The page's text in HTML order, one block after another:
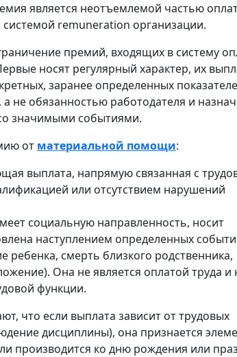
является неотъемлемой частью
системой remuneration организации.
премий, входящих в систему
носят регулярный характер, их
заранее определенных
не обязанностью работодателя и
значимыми событиями.
от материальной помощи:
выплата, напрямую связанная с
или отсутствием нарушений
социальную направленность, носит
наступлением определенных
ребенка, смерть близкого родственника,
Она не является оплатой труда и
функции.
что если выплата зависит от трудовых
дисциплины), она признается
производится ко дню рождения или